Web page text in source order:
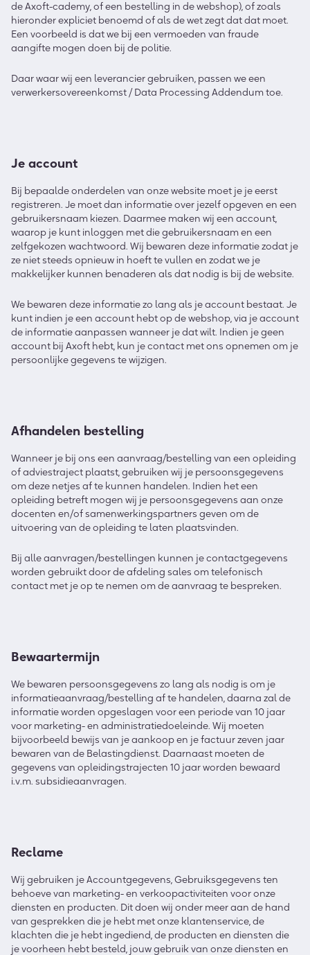
de Axoft-cademy, of een bestelling in de webshop), of zoals
hieronder expliciet benoemd of als de wet zegt dat dat moet.
Een voorbeeld is dat we bij een vermoeden van fraude
aangifte mogen doen bij de politie.
Daar waar wij een leverancier gebruiken, passen we een
verwerkersovereenkomst / Data Processing Addendum toe.
Je account
Bij bepaalde onderdelen van onze website moet je je eerst
registreren. Je moet dan informatie over jezelf opgeven en een
gebruikersnaam kiezen. Daarmee maken wij een account,
waarop je kunt inloggen met die gebruikersnaam en een
zelfgekozen wachtwoord. Wij bewaren deze informatie zodat je
ze niet steeds opnieuw in hoeft te vullen en zodat we je
makkelijker kunnen benaderen als dat nodig is bij de website.
We bewaren deze informatie zo lang als je account bestaat. Je
kunt indien je een account hebt op de webshop, via je account
de informatie aanpassen wanneer je dat wilt. Indien je geen
account bij Axoft hebt, kun je contact met ons opnemen om je
persoonlijke gegevens te wijzigen.
Afhandelen bestelling
Wanneer je bij ons een aanvraag/bestelling van een opleiding
of adviestraject plaatst, gebruiken wij je persoonsgegevens
om deze netjes af te kunnen handelen. Indien het een
opleiding betreft mogen wij je persoonsgegevens aan onze
docenten en/of samenwerkingspartners geven om de
uitvoering van de opleiding te laten plaatsvinden.
Bij alle aanvragen/bestellingen kunnen je contactgegevens
worden gebruikt door de afdeling sales om telefonisch
contact met je op te nemen om de aanvraag te bespreken.
Bewaartermijn
We bewaren persoonsgegevens zo lang als nodig is om je
informatieaanvraag/bestelling af te handelen, daarna zal de
informatie worden opgeslagen voor een periode van 10 jaar
voor marketing- en administratiedoeleinde. Wij moeten
bijvoorbeeld bewijs van je aankoop en je factuur zeven jaar
bewaren van de Belastingdienst. Daarnaast moeten de
gegevens van opleidingstrajecten 10 jaar worden bewaard
i.v.m. subsidieaanvragen.
Reclame
Wij gebruiken je Accountgegevens, Gebruiksgegevens ten
behoeve van marketing- en verkoopactiviteiten voor onze
diensten en producten. Dit doen wij onder meer aan de hand
van gesprekken die je hebt met onze klantenservice, de
klachten die je hebt ingediend, de producten en diensten die
je voorheen hebt besteld, jouw gebruik van onze diensten en